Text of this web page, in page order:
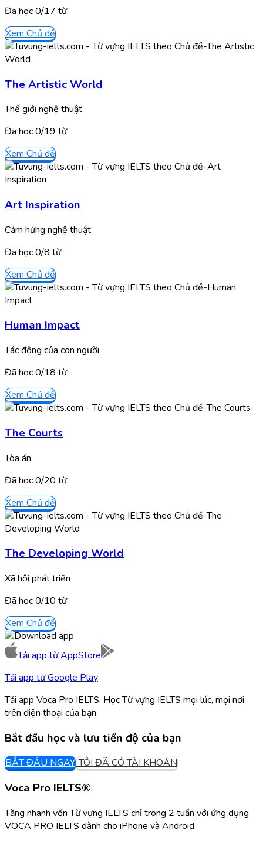
Đã học0/17 từ
Xem Chủ đề
The Artistic World
Thế giới nghệ thuật
Đã học0/19 từ
Xem Chủ đề
Art Inspiration
Cảm hứng nghệ thuật
Đã học0/8 từ
Xem Chủ đề
Human Impact
Tác động của con người
Đã học0/18 từ
Xem Chủ đề
The Courts
Tòa án
Đã học0/20 từ
Xem Chủ đề
The Developing World
Xã hội phát triển
Đã học0/10 từ
Xem Chủ đề
Tải app từAppStore
Tải app từGoogle Play
Tải app Voca Pro IELTS. Học Từ vựng IELTS mọi lúc, mọi nơi
trên điện thoại của bạn.
Bắt đầu học và lưu tiến độ của bạn
BẮT ĐẦU NGAY TÔI ĐÃ CÓ TÀI KHOẢN
Voca Pro IELTS®
Tăng nhanh vốn Từ vựng IELTS chỉ trong 2 tuần với ứng dụng
VOCA PRO IELTS dành cho iPhone và Android.